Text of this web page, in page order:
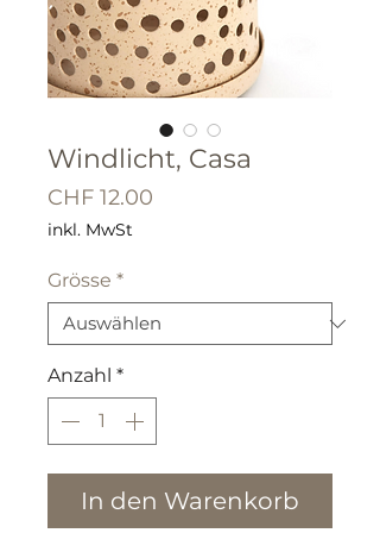
Windlicht, Casa
CHF 12.00
inkl. MwSt
Grösse *
Anzahl *
In den Warenkorb